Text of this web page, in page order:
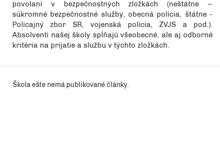
povolaní v bezpečnostných zložkách (neštátne –
súkromné bezpečnostné služby, obecná polícia, štátne -
Policajný zbor SR, vojenská polícia, ZVJS a pod.).
Absolventi našej školy spĺňajú všeobecné, ale aj odborné
kritéria na prijatie a službu v týchto zložkách.
Škola ešte nemá publikované články.